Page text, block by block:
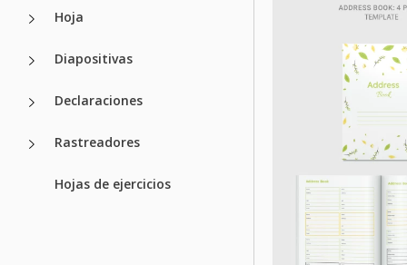
Hoja
Diapositivas
Declaraciones
Rastreadores
Hojas de ejercicios
Plantilla de
Clásico para
Google Slides
Google Slides